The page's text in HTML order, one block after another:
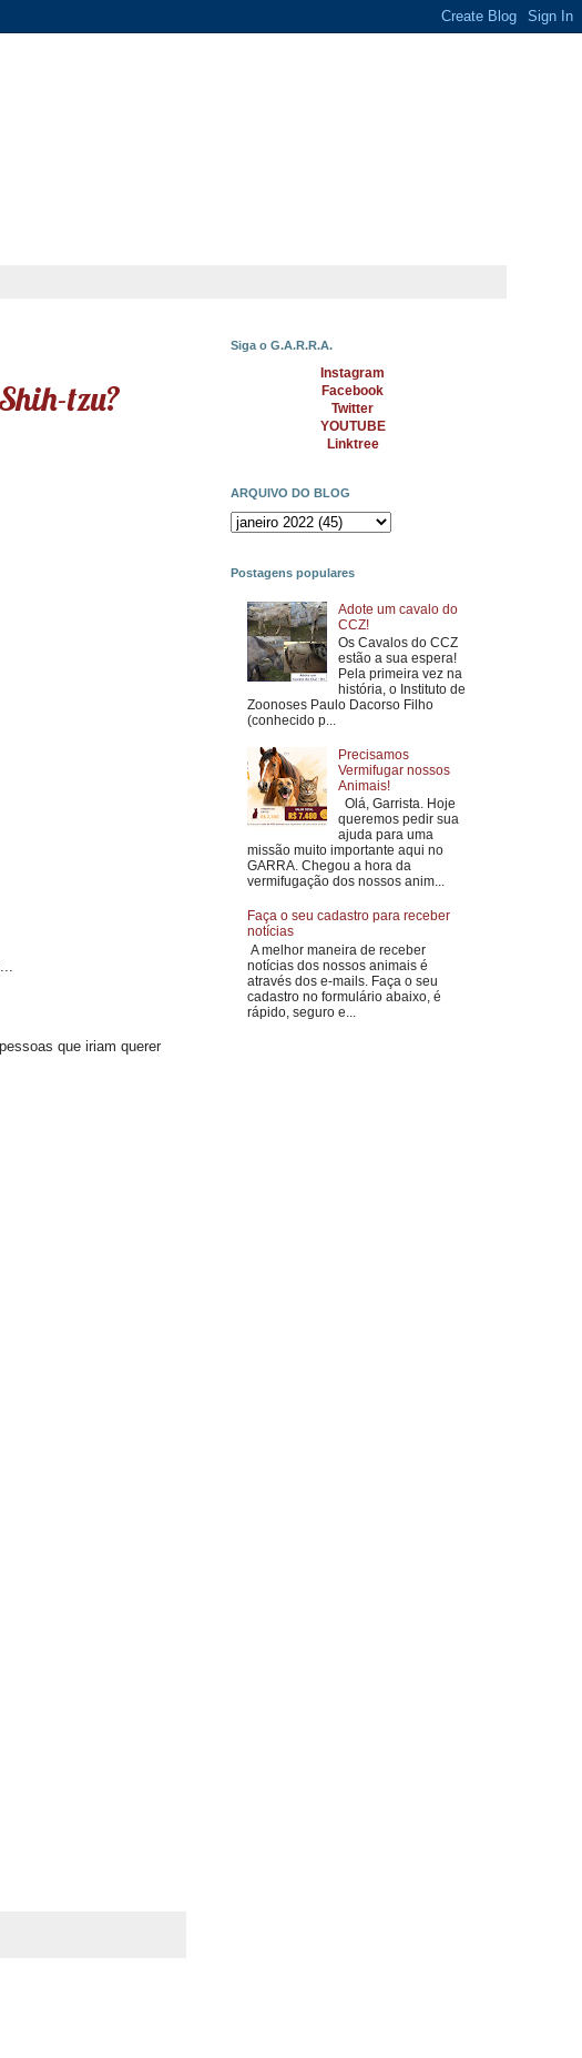
tzu?
que iriam querer
Siga o G.A.R.R.A.
Instagram
Facebook
Twitter
YOUTUBE
Linktree
ARQUIVO DO BLOG
Postagens populares
Adote um cavalo do
CCZ!
Os Cavalos do CCZ
estão a sua espera!
Pela primeira vez na
história, o Instituto de
Zoonoses Paulo Dacorso Filho
(conhecido p...
Precisamos
Vermifugar nossos
Animais!
Olá, Garrista. Hoje
queremos pedir sua
ajuda para uma
missão muito importante aqui no
GARRA. Chegou a hora da
vermifugação dos nossos anim...
Faça o seu cadastro para receber
notícias
A melhor maneira de receber
notícias dos nossos animais é
através dos e-mails. Faça o seu
cadastro no formulário abaixo, é
rápido, seguro e...